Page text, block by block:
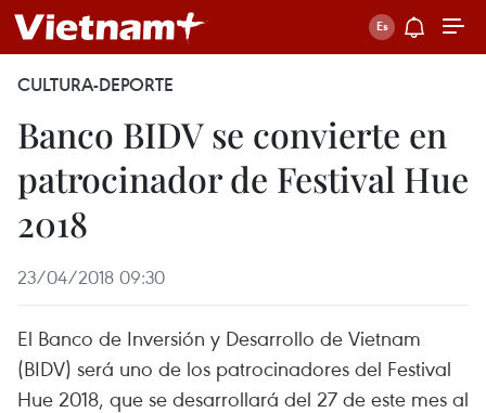
CULTURA-DEPORTE
Banco BIDV se convierte en
patrocinador de Festival Hue
2018
23/04/2018 09:30
El Banco de Inversión y Desarrollo de Vietnam
(BIDV) será uno de los patrocinadores del Festival
Hue 2018, que se desarrollará del 27 de este mes al